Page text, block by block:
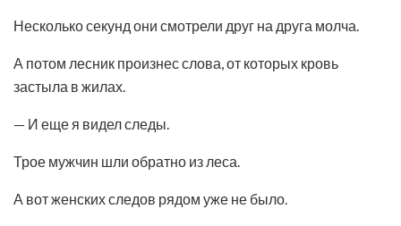
Несколько секунд они смотрели друг на друга молча.
А потом лесник произнес слова, от которых кровь
застыла в жилах.
— И еще я видел следы.
Трое мужчин шли обратно из леса.
А вот женских следов рядом уже не было.